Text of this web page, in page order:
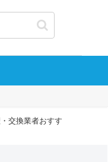
交換業者おすす